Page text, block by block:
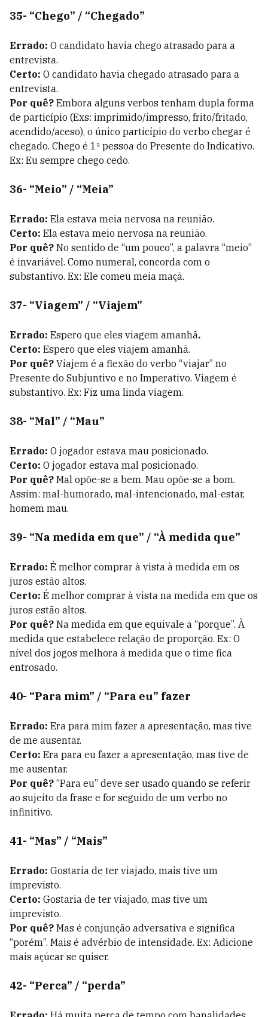
35- “Chego” / “Chegado”
Errado: O candidato havia chego atrasado para a
entrevista.
Certo: O candidato havia chegado atrasado para a
entrevista.
Por quê? Embora alguns verbos tenham dupla forma
de particípio (Exs: imprimido/impresso, frito/fritado,
acendido/aceso), o único particípio do verbo chegar é
chegado. Chego é 1ª pessoa do Presente do Indicativo.
Ex: Eu sempre chego cedo.
36- “Meio” / “Meia”
Errado: Ela estava meia nervosa na reunião.
Certo: Ela estava meio nervosa na reunião.
Por quê? No sentido de “um pouco”, a palavra “meio”
é invariável. Como numeral, concorda com o
substantivo. Ex: Ele comeu meia maçã.
37- “Viagem” / “Viajem”
Errado: Espero que eles viagem amanhã.
Certo: Espero que eles viajem amanhã.
Por quê? Viajem é a flexão do verbo “viajar” no
Presente do Subjuntivo e no Imperativo. Viagem é
substantivo. Ex: Fiz uma linda viagem.
38- “Mal” / “Mau”
Errado: O jogador estava mau posicionado.
Certo: O jogador estava mal posicionado.
Por quê? Mal opõe-se a bem. Mau opõe-se a bom.
Assim: mal-humorado, mal-intencionado, mal-estar,
homem mau.
39- “Na medida em que” / “À medida que”
Errado: É melhor comprar à vista à medida em os
juros estão altos.
Certo: É melhor comprar à vista na medida em que os
juros estão altos.
Por quê? Na medida em que equivale a “porque”. À
medida que estabelece relação de proporção. Ex: O
nível dos jogos melhora à medida que o time fica
entrosado.
40- “Para mim” / “Para eu” fazer
Errado: Era para mim fazer a apresentação, mas tive
de me ausentar.
Certo: Era para eu fazer a apresentação, mas tive de
me ausentar.
Por quê? “Para eu” deve ser usado quando se referir
ao sujeito da frase e for seguido de um verbo no
infinitivo.
41- “Mas” / “Mais”
Errado: Gostaria de ter viajado, mais tive um
imprevisto.
Certo: Gostaria de ter viajado, mas tive um
imprevisto.
Por quê? Mas é conjunção adversativa e significa
“porém”. Mais é advérbio de intensidade. Ex: Adicione
mais açúcar se quiser.
42- “Perca” / “perda”